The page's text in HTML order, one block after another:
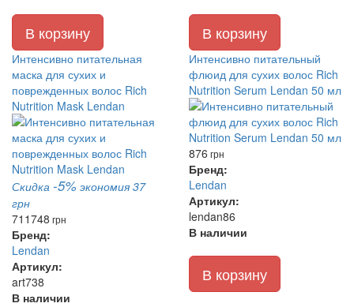
В корзину В корзину
Интенсивно питательная
маска для сухих и
поврежденных волос Rich
Nutrition Mask Lendan
Скидка -5% экономия 37
грн
711748 грн
Бренд:
Lendan
Артикул:
art738
В наличии
Интенсивно питательный
флюид для сухих волос Rich
Nutrition Serum Lendan 50 мл
876 грн
Бренд:
Lendan
Артикул:
lendan86
В наличии
В корзину